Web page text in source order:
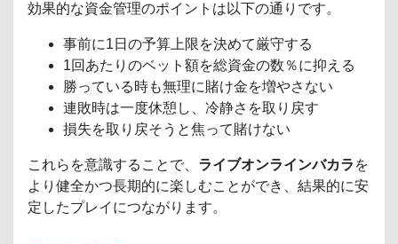
効果的な資金管理のポイントは以下の通りです。
事前に1日の予算上限を決めて厳守する
1回あたりのベット額を総資金の数％に抑える
勝っている時も無理に賭け金を増やさない
連敗時は一度休憩し、冷静さを取り戻す
損失を取り戻そうと焦って賭けない
これらを意識することで、 ライブオンラインバカラ を
より健全かつ長期的に楽しむことができ、結果的に安
定したプレイにつながります。